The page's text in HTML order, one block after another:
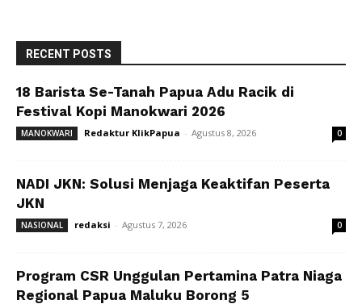
RECENT POSTS
18 Barista Se-Tanah Papua Adu Racik di
Festival Kopi Manokwari 2026
MANOKWARI Redaktur KlikPapua - Agustus 8, 2026 0
NADI JKN: Solusi Menjaga Keaktifan Peserta
JKN
NASIONAL redaksi - Agustus 7, 2026 0
Program CSR Unggulan Pertamina Patra Niaga
Regional Papua Maluku Borong 5